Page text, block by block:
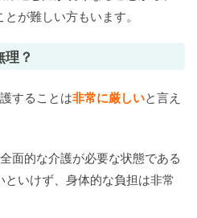
が難しい方もいます。
？
することは非常に厳しいと言え
面的な介護が必要な状態である
いけず、身体的な負担は非常